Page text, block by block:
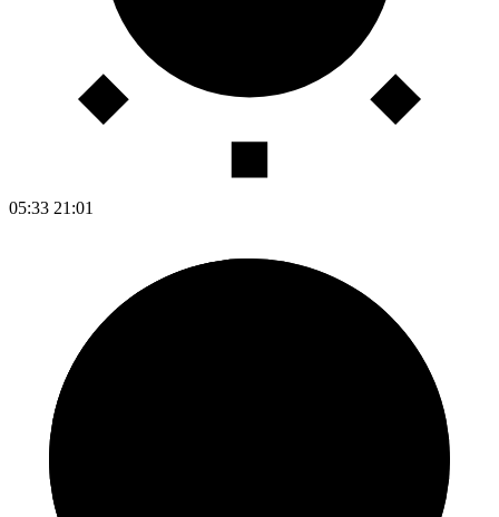
05:33 21:01